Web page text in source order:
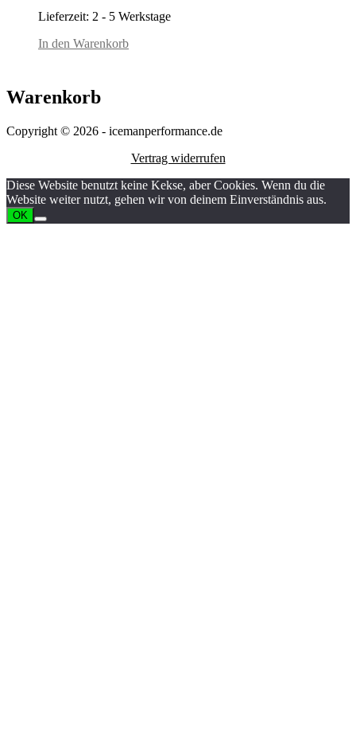
Lieferzeit: 2 - 5 Werkstage
In den Warenkorb
Warenkorb
Copyright © 2026 - icemanperformance.de
Vertrag widerrufen
Diese Website benutzt keine Kekse, aber Cookies. Wenn du die
Website weiter nutzt, gehen wir von deinem Einverständnis aus.
OK